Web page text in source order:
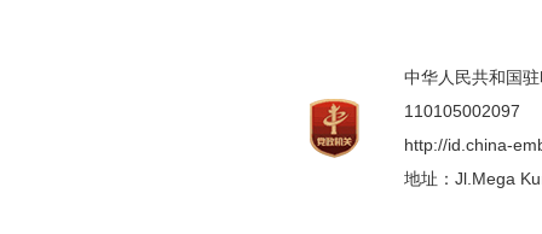
中华人民共和国
110105002097
http://id.china-
地址：Jl.Mega